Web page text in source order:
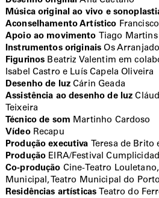
Música original ao vivo e
Aconselhamento Artístico
Apoio ao movimento Tiago Martins
Instrumentos originaisOs
Figurinos Beatriz Valentim em
Isabel Castro e Luís Capela Oliveira
Desenho de luzCárin Geada
Assistência ao desenho de luz
Teixeira
Técnico de som Martinho Cardoso
Vídeo Recapu
Produção executiva Teresa de Brito
Produção EIRA/Festival
Co-produção Cine-Teatro
Municipal, Teatro Municipal do Porto
Residências artísticas Teatro do